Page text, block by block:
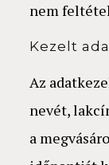
nem
Kezelt
Az
nevét,
a